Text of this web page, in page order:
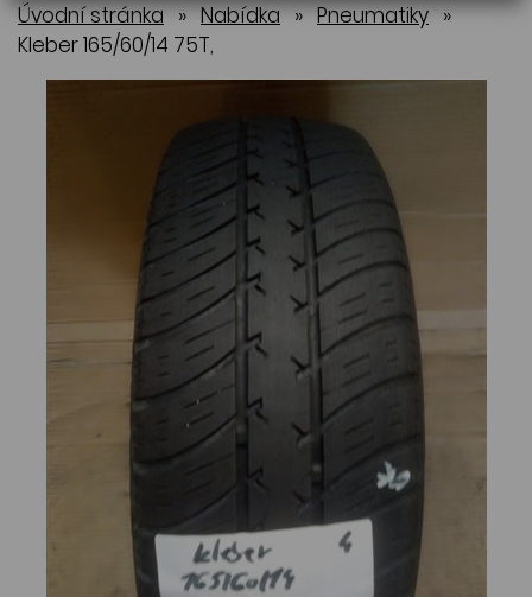
Úvodní stránka » Nabídka » Pneumatiky »
Kleber 165/60/14 75T,